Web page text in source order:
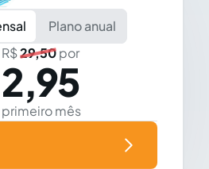
Plano anual
29,50por
2,95
primeiro mês